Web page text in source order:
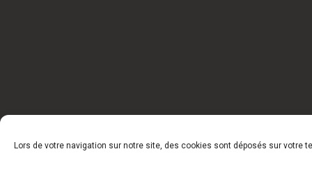
Lors de votre navigation sur notre site, des cookies sont déposés sur votre